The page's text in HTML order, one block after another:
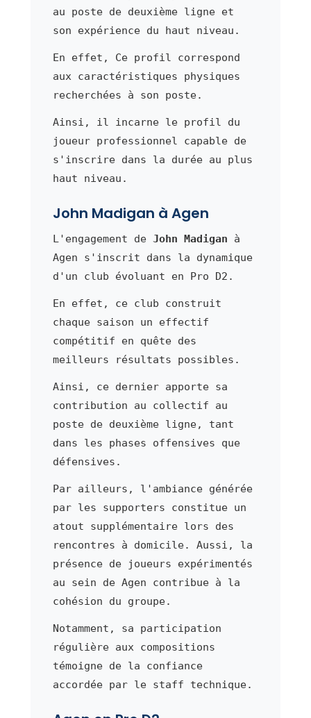
au poste de deuxième ligne et
son expérience du haut niveau.
En effet, Ce profil correspond
aux caractéristiques physiques
recherchées à son poste.
Ainsi, il incarne le profil du
joueur professionnel capable de
s'inscrire dans la durée au plus
haut niveau.
John Madigan à Agen
L'engagement de John Madigan à
Agen s'inscrit dans la dynamique
d'un club évoluant en Pro D2.
En effet, ce club construit
chaque saison un effectif
compétitif en quête des
meilleurs résultats possibles.
Ainsi, ce dernier apporte sa
contribution au collectif au
poste de deuxième ligne, tant
dans les phases offensives que
défensives.
Par ailleurs, l'ambiance générée
par les supporters constitue un
atout supplémentaire lors des
rencontres à domicile. Aussi, la
présence de joueurs expérimentés
au sein de Agen contribue à la
cohésion du groupe.
Notamment, sa participation
régulière aux compositions
témoigne de la confiance
accordée par le staff technique.